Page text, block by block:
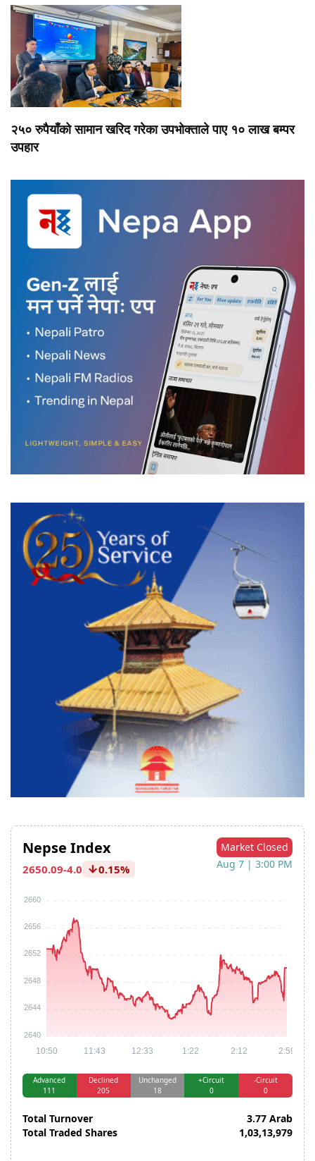
२५० रुपैयाँको सामान खरिद गरेका उपभोक्ताले पाए १० लाख बम्पर
उपहार